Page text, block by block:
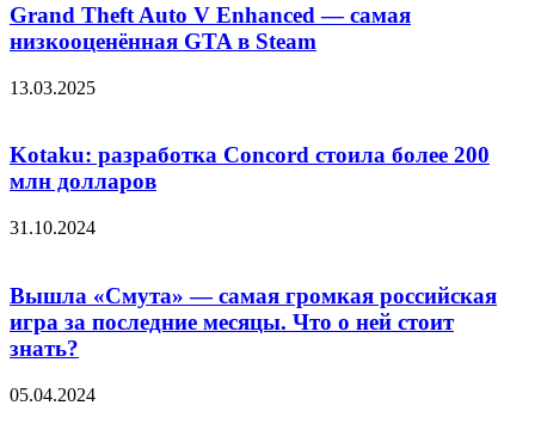
Grand Theft Auto V Enhanced — самая
низкооценённая GTA в Steam
13.03.2025
Kotaku: разработка Concord стоила более 200
млн долларов
31.10.2024
Вышла «Смута» — самая громкая российская
игра за последние месяцы. Что о ней стоит
знать?
05.04.2024